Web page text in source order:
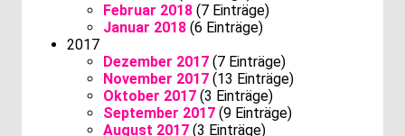
Februar 2018 (7 Einträge)
Januar 2018 (6 Einträge)
2017
Dezember 2017 (7 Einträge)
November 2017 (13 Einträge)
Oktober 2017 (3 Einträge)
September 2017 (9 Einträge)
August 2017 (3 Einträge)